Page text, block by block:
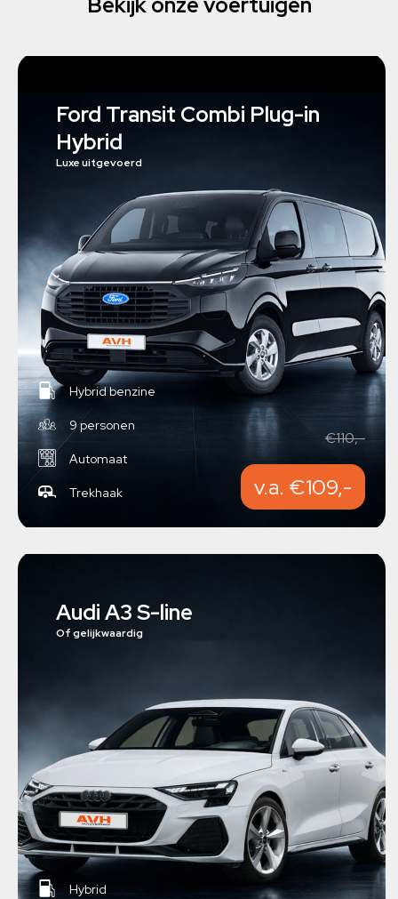
Ford Transit Combi Plug-in
Hybrid
Luxe uitgevoerd
Hybrid benzine
9 personen
Automaat
Trekhaak
€110,-
v.a. €109,-
Audi A3 S-line
Of gelijkwaardig
Hybrid